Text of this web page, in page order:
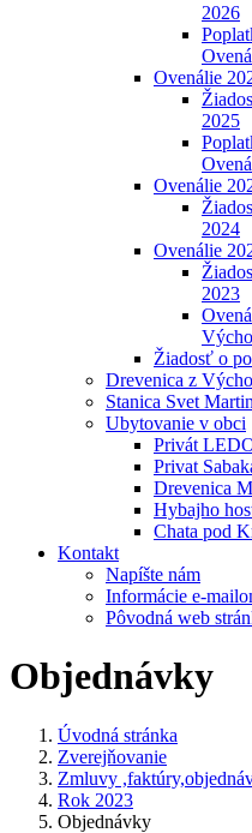
2026
Ovenálie
2025
Ovenálie
2024
Ovenálie
2023
Žiadosť o
Drevenica z
Stanica Svet
Ubytovanie v obci
Privát
Privat
Drevenica
Hybajho
Chata pod
Kontakt
Napíšte nám
Informácie e-
Pôvodná web
Objednávky
Úvodná stránka
Zverejňovanie
Zmluvy
Rok 2023
Objednávky